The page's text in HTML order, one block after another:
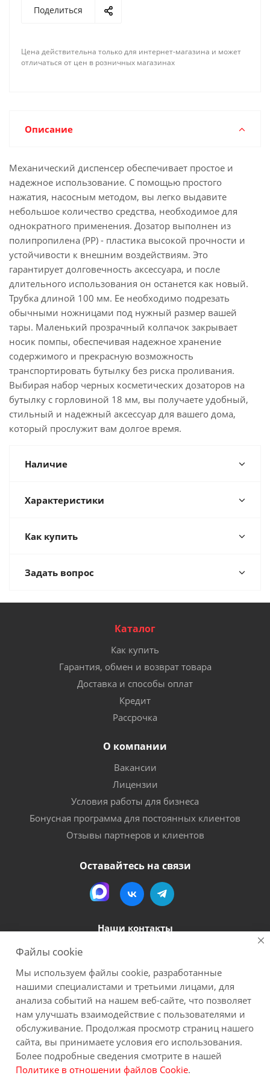
под нужный размер вашей тары. Маленький
прекрасную возможность транспортировать
бутылку без риска проливания. Выбирая набор
который прослужит вам долгое время.
Поделиться
Цена действительна только для интернет-магазина и может
отличаться от цен в розничных магазинах
Описание
Механический диспенсер обеспечивает простое и
надежное использование. С помощью простого
нажатия, насосным методом, вы легко выдавите
небольшое количество средства, необходимое для
однократного применения. Дозатор выполнен из
полипропилена (PP) - пластика высокой прочности и
устойчивости к внешним воздействиям. Это
гарантирует долговечность аксессуара, и после
длительного использования он останется как новый.
Трубка длиной 100 мм. Ее необходимо подрезать
обычными ножницами под нужный размер вашей
тары. Маленький прозрачный колпачок закрывает
носик помпы, обеспечивая надежное хранение
содержимого и прекрасную возможность
транспортировать бутылку без риска проливания.
Выбирая набор черных косметических дозаторов на
бутылку с горловиной 18 мм, вы получаете удобный,
стильный и надежный аксессуар для вашего дома,
который прослужит вам долгое время.
Наличие
Характеристики
Как купить
Задать вопрос
Каталог
Как купить
Гарантия, обмен и возврат товара
Доставка и способы оплат
Кредит
Рассрочка
О компании
Вакансии
Лицензии
Условия работы для бизнеса
Бонусная программа для постоянных клиентов
Отзывы партнеров и клиентов
Оставайтесь на связи
Наши контакты
megapack-secr@inbox.ru
2026 Мегапак
Все материалы данного сайта являются объектами авторского права (в
том числе дизайн). Запрещается копирование, распространение (в том
числе путем копирования на другие сайты и ресурсы в Интернете) или
любое иное использование информации и объектов без
предварительного согласия правообладателя. Пользуясь сайтом Вы
Файлы cookie
Мы используем файлы cookie, разработанные
нашими специалистами и третьими лицами, для
анализа событий на нашем веб-сайте, что позволяет
нам улучшать взаимодействие с пользователями и
обслуживание. Продолжая просмотр страниц нашего
сайта, вы принимаете условия его использования.
Более подробные сведения смотрите в нашей
Политике в отношении файлов Cookie.